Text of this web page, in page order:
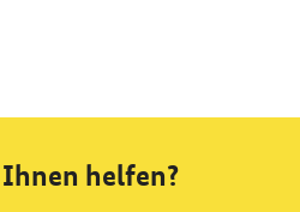
helfen?